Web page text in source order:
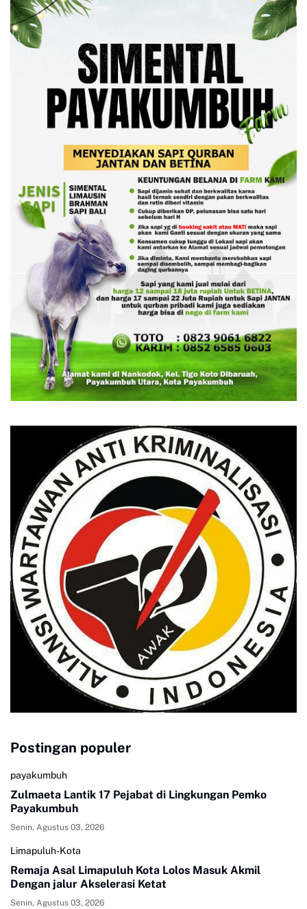
Postingan populer
payakumbuh
Zulmaeta Lantik 17 Pejabat di Lingkungan Pemko
Payakumbuh
Senin, Agustus 03, 2026
Limapuluh-Kota
Remaja Asal Limapuluh Kota Lolos Masuk Akmil
Dengan jalur Akselerasi Ketat
Senin, Agustus 03, 2026